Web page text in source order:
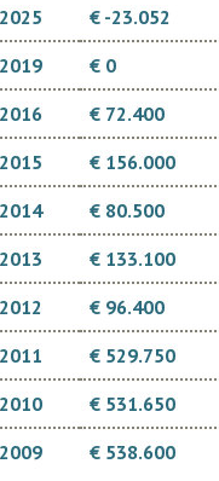
2025
€ -23.052
2019
€ 0
2016
€ 72.400
2015
€ 156.000
2014
€ 80.500
2013
€ 133.100
2012
€ 96.400
2011
€ 529.750
2010
€ 531.650
2009
€ 538.600